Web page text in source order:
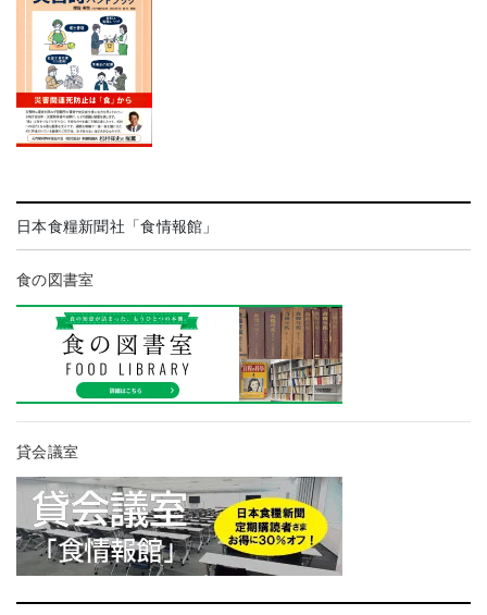
日本食糧新聞社「食情報館」
食の図書室
貸会議室